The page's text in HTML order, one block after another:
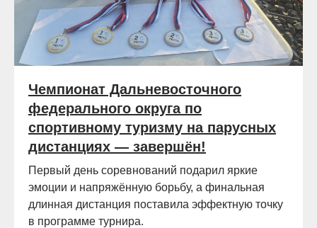
Чемпионат Дальневосточного
федерального округа по
спортивному туризму на парусных
дистанциях — завершён!
Первый день соревнований подарил яркие
эмоции и напряжённую борьбу, а финальная
длинная дистанция поставила эффектную точку
в программе турнира.